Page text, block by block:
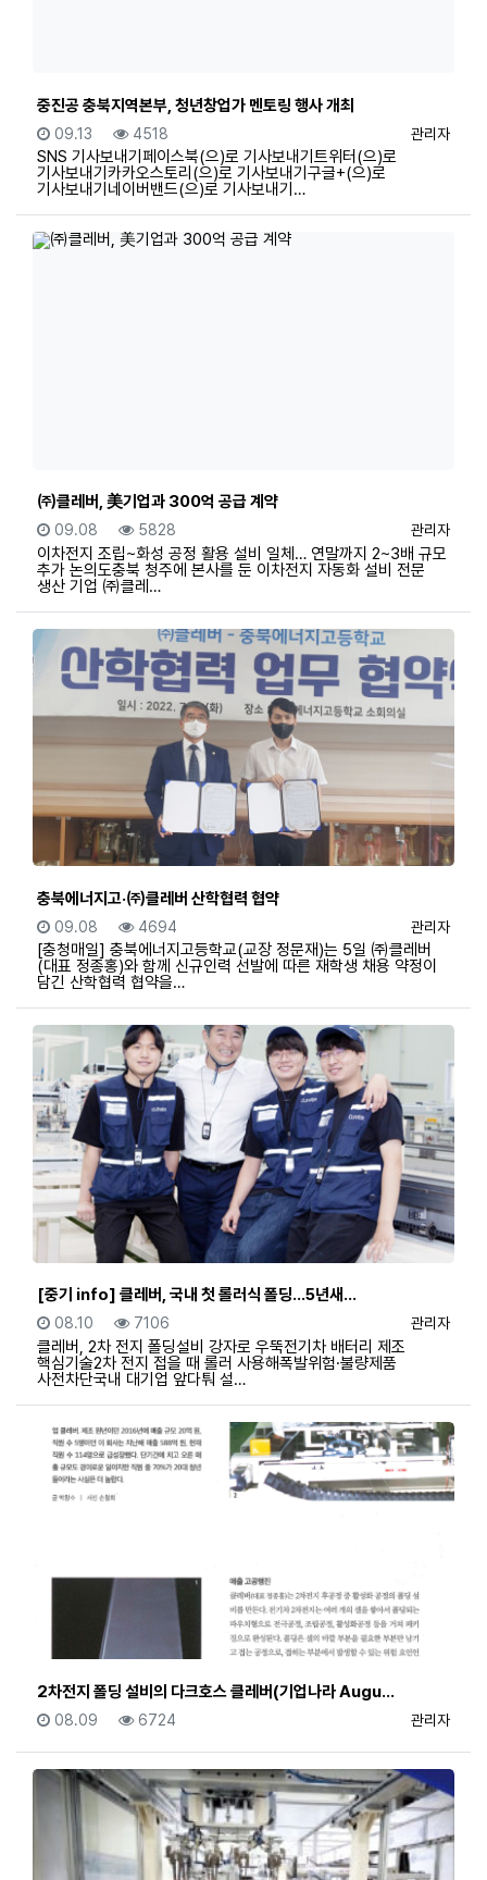
중진공 충북지역본부, 청년창업가 멘토링 행사 개최
등록자
관리자
등록일
09.13 조회
4518
SNS 기사보내기페이스북(으)로 기사보내기트위터(으)로
기사보내기카카오스토리(으)로 기사보내기구글+(으)로
기사보내기네이버밴드(으)로 기사보내기…
㈜클레버, 美기업과 300억 공급 계약
등록자
관리자
등록일
09.08 조회
5828
이차전지 조립~화성 공정 활용 설비 일체… 연말까지 2~3배 규모
추가 논의도충북 청주에 본사를 둔 이차전지 자동화 설비 전문
생산 기업 ㈜클레…
충북에너지고·㈜클레버 산학협력 협약
등록자
관리자
등록일
09.08 조회
4694
[충청매일] 충북에너지고등학교(교장 정문재)는 5일 ㈜클레버
(대표 정종홍)와 함께 신규인력 선발에 따른 재학생 채용 약정이
담긴 산학협력 협약을…
[중기 info] 클레버, 국내 첫 롤러식 폴딩…5년새…
등록자
관리자
등록일
08.10 조회
7106
클레버, 2차 전지 폴딩설비 강자로 우뚝전기차 배터리 제조
핵심기술2차 전지 접을 때 롤러 사용해폭발위험·불량제품
사전차단국내 대기업 앞다퉈 설…
2차전지 폴딩 설비의 다크호스 클레버(기업나라 Augu…
등록자
관리자
등록일
08.09 조회
6724